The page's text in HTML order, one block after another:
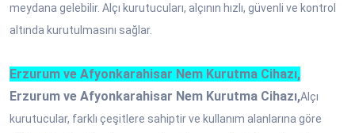
meydana gelebilir. Alçı kurutucuları, alçının hızlı, güvenli ve kontrol
altında kurutulmasını sağlar.
Erzurum ve Afyonkarahisar Nem Kurutma Cihazı,
Erzurum ve Afyonkarahisar Nem Kurutma Cihazı,Alçı
kurutucular, farklı çeşitlere sahiptir ve kullanım alanlarına göre